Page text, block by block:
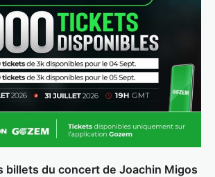
billets du concert de Joachin Migos